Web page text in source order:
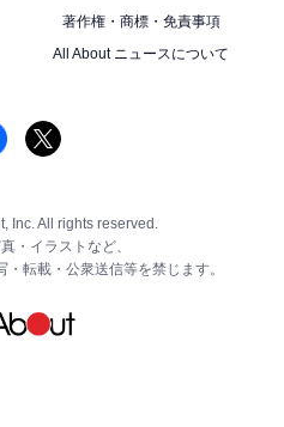
著作権・商標・免責事項
All About ニュースについて
Inc. All rights reserved.
・イラストなど、
転載・公衆送信等を禁じます。